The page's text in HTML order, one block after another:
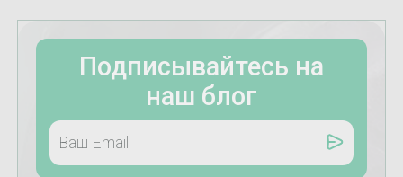
Подписывайтесь на
наш блог